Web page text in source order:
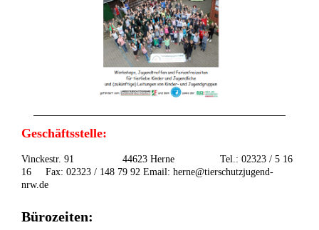
Geschäftsstelle:
Vinckestr. 91 44623 Herne Tel.: 02323 / 5 16
16 Fax: 02323 / 148 79 92 Email: herne@tierschutzjugend-
nrw.de
Bürozeiten: